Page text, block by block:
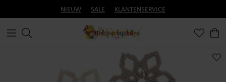
NIEUW SALE KLANTENSERVICE